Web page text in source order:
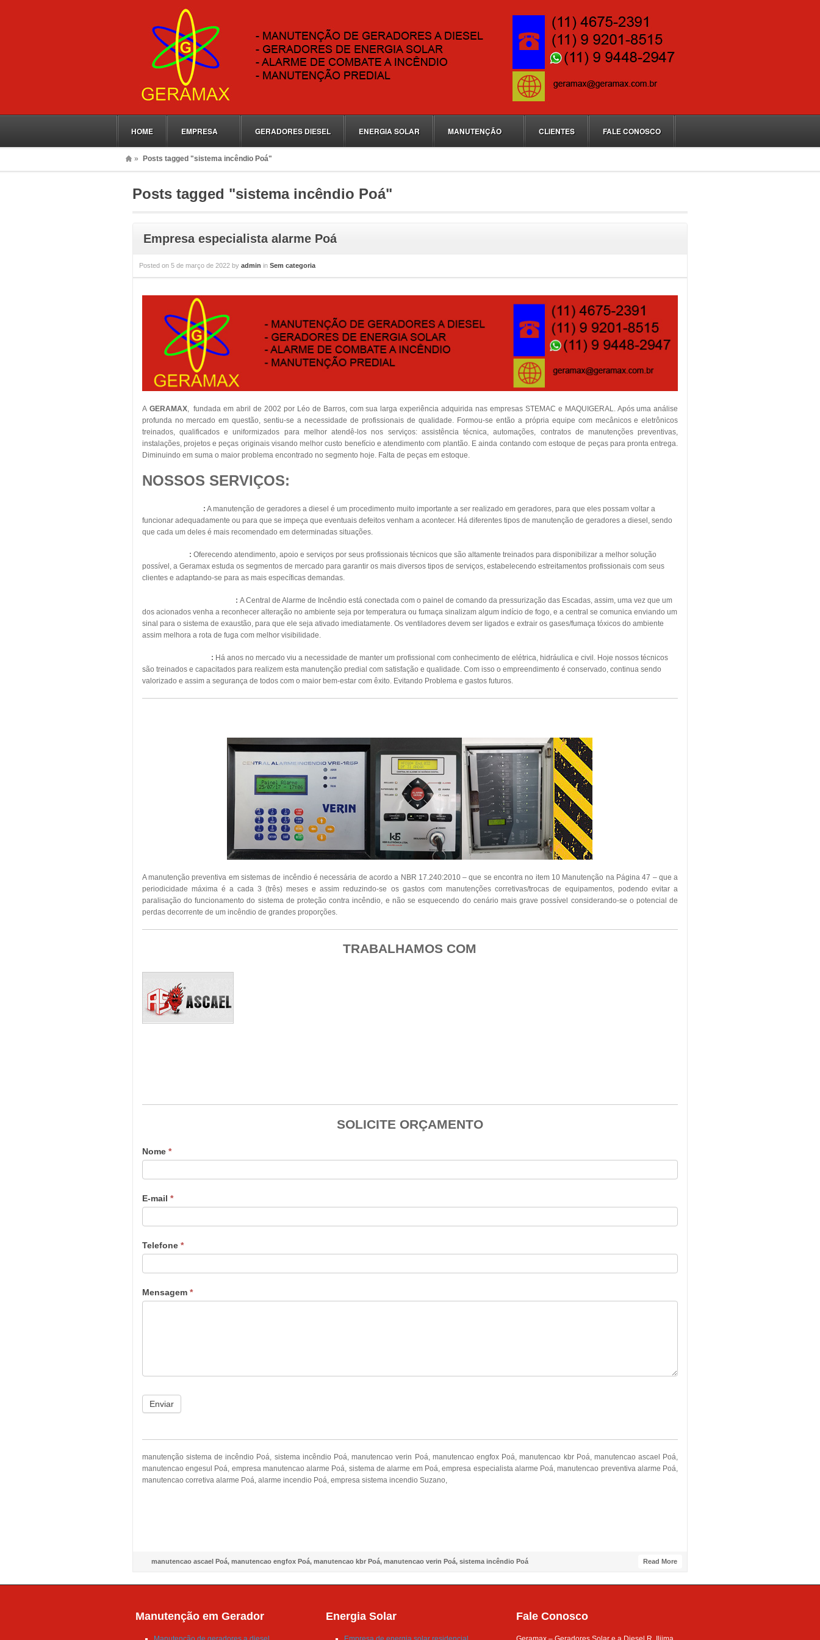
HOME EMPRESA GERADORES DIESEL ENERGIA SOLAR MANUTENÇÃO CLIENTES FALE CONOSCO
» Posts tagged "sistema incêndio Poá"
Posts tagged "sistema incêndio Poá"
Empresa especialista alarme Poá
Posted on 5 de março de 2022 by admin in Sem categoria
A GERAMAX, fundada em abril de 2002 por Léo de Barros, com sua larga experiência adquirida nas empresas STEMAC e MAQUIGERAL. Após uma análise
profunda no mercado em questão, sentiu-se a necessidade de profissionais de qualidade. Formou-se então a própria equipe com mecânicos e eletrônicos
treinados, qualificados e uniformizados para melhor atendê-los nos serviços: assistência técnica, automações, contratos de manutenções preventivas,
instalações, projetos e peças originais visando melhor custo benefício e atendimento com plantão. E ainda contando com estoque de peças para pronta entrega.
Diminuindo em suma o maior problema encontrado no segmento hoje. Falta de peças em estoque.
NOSSOS SERVIÇOS:
: A manutenção de geradores a diesel é um procedimento muito importante a ser realizado em geradores, para que eles possam voltar a
funcionar adequadamente ou para que se impeça que eventuais defeitos venham a acontecer. Há diferentes tipos de manutenção de geradores a diesel, sendo
que cada um deles é mais recomendado em determinadas situações.
: Oferecendo atendimento, apoio e serviços por seus profissionais técnicos que são altamente treinados para disponibilizar a melhor solução
possível, a Geramax estuda os segmentos de mercado para garantir os mais diversos tipos de serviços, estabelecendo estreitamentos profissionais com seus
clientes e adaptando-se para as mais específicas demandas.
: A Central de Alarme de Incêndio está conectada com o painel de comando da pressurização das Escadas, assim, uma vez que um
dos acionados venha a reconhecer alteração no ambiente seja por temperatura ou fumaça sinalizam algum indício de fogo, e a central se comunica enviando um
sinal para o sistema de exaustão, para que ele seja ativado imediatamente. Os ventiladores devem ser ligados e extrair os gases/fumaça tóxicos do ambiente
assim melhora a rota de fuga com melhor visibilidade.
: Há anos no mercado viu a necessidade de manter um profissional com conhecimento de elétrica, hidráulica e civil. Hoje nossos técnicos
são treinados e capacitados para realizem esta manutenção predial com satisfação e qualidade. Com isso o empreendimento é conservado, continua sendo
valorizado e assim a segurança de todos com o maior bem-estar com êxito. Evitando Problema e gastos futuros.
A manutenção preventiva em sistemas de incêndio é necessária de acordo a NBR 17.240:2010 – que se encontra no item 10 Manutenção na Página 47 – que a
periodicidade máxima é a cada 3 (três) meses e assim reduzindo-se os gastos com manutenções corretivas/trocas de equipamentos, podendo evitar a
paralisação do funcionamento do sistema de proteção contra incêndio, e não se esquecendo do cenário mais grave possível considerando-se o potencial de
perdas decorrente de um incêndio de grandes proporções.
TRABALHAMOS COM
SOLICITE ORÇAMENTO
Nome *
E-mail *
Telefone *
Mensagem *
Enviar
manutenção sistema de incêndio Poá, sistema incêndio Poá, manutencao verin Poá, manutencao engfox Poá, manutencao kbr Poá, manutencao ascael Poá,
manutencao engesul Poá, empresa manutencao alarme Poá, sistema de alarme em Poá, empresa especialista alarme Poá, manutencao preventiva alarme Poá,
manutencao corretiva alarme Poá, alarme incendio Poá, empresa sistema incendio Suzano,
manutencao ascael Poá, manutencao engfox Poá, manutencao kbr Poá, manutencao verin Poá, sistema incêndio Poá Read More
Manutenção em Gerador Energia Solar Fale Conosco